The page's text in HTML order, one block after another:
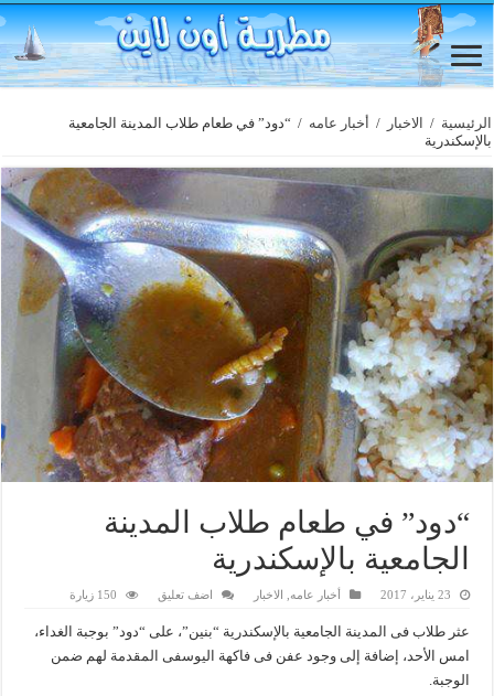
الرئيسية / الاخبار / أخبار عامه / “دود” في طعام طلاب المدينة الجامعية
بالإسكندرية
“دود” في طعام طلاب المدينة
الجامعية بالإسكندرية
23 يناير، 2017 أخبار عامه الاخبار اضف تعليق 150 زيارة
عثر طلاب فى المدينة الجامعية بالإسكندرية “بنين”، على “دود” بوجبة الغداء،
امس الأحد، إضافة إلى وجود عفن فى فاكهة اليوسفى المقدمة لهم ضمن
الوجبة.